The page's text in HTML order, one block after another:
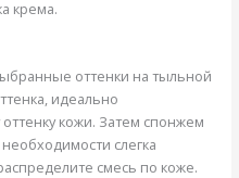
крема.
оттенки на тыльной
идеально
кожи. Затем спонжем
слегка
смесь по коже.